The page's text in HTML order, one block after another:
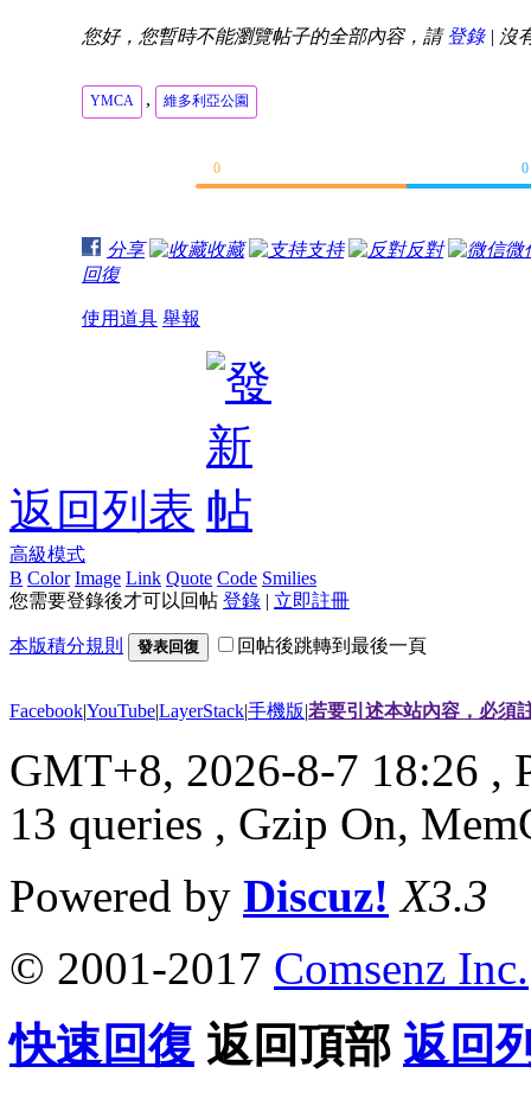
您好，您暫時不能瀏覽帖子的全部內容，請登錄| 沒
YMCA , 維多利亞公園
0
0
分享 收藏 支持 反對
微
回復
使用道具 舉報
返回列表
高級模式
B Color Image Link Quote Code Smilies
您需要登錄後才可以回帖 登錄 | 立即註冊
本版積分規則 發表回復 回帖後跳轉到最後一頁
Facebook|YouTube|LayerStack|手機版|若要引述本站內容，必須
GMT+8, 2026-8-7 18:26 ,
13 queries , Gzip On,
Powered by Discuz! X3.3
© 2001-2017 Comsenz Inc.
快速回復 返回頂部 返回